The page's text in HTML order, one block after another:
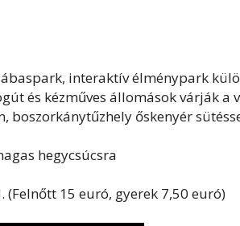
interaktív élménypark
és kézműves állomások várják a
őskenyér
hegycsúcsra
15 euró, gyerek 7,50 euró)